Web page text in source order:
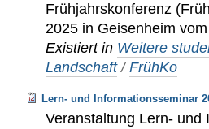
Frühjahrskonferenz
2025 in Geisenheim
Existiert in Weitere
Landschaft /FrühKo
Lern- und Informationsseminar
Veranstaltung Lern- und